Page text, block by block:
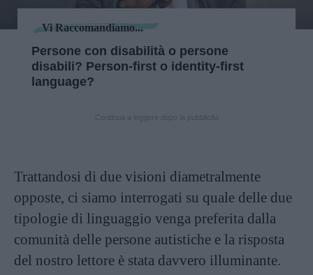
Vi Raccomandiamo...
Persone con disabilità o persone
disabili? Person-first o identity-first
language?
Trattandosi di due visioni diametralmente
opposte, ci siamo interrogati su quale delle due
tipologie di linguaggio venga preferita dalla
comunità delle persone autistiche e la risposta
del nostro lettore è stata davvero illuminante.